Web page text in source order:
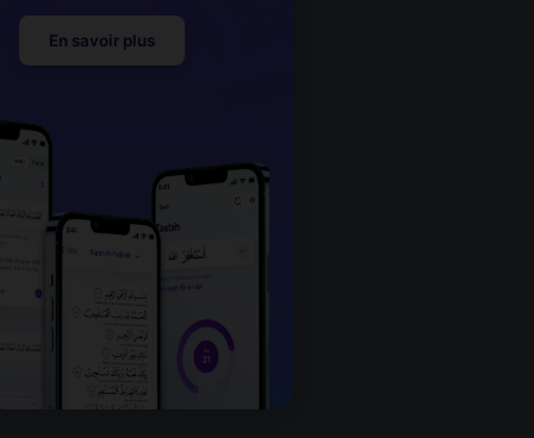
En savoir plus